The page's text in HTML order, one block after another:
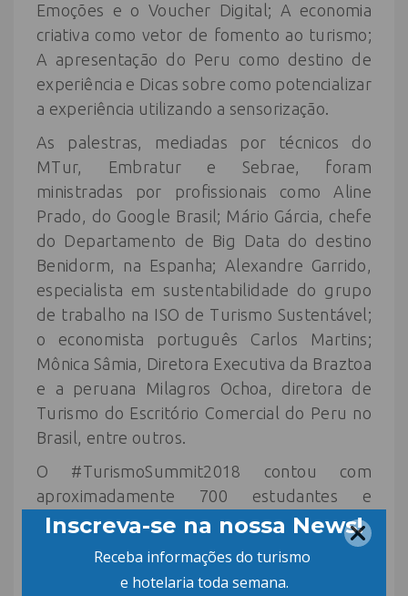
Emoções e o Voucher Digital; A economia
criativa como vetor de fomento ao turismo;
A apresentação do Peru como destino de
experiência e Dicas sobre como potencializar
a experiência utilizando a sensorização.
As palestras, mediadas por técnicos do
MTur, Embratur e Sebrae, foram
ministradas por profissionais como Aline
Prado, do Google Brasil; Mário Gárcia, chefe
do Departamento de Big Data do destino
Benidorm, na Espanha; Alexandre Garrido,
especialista em sustentabilidade do grupo
de trabalho na ISO de Turismo Sustentável;
o economista português Carlos Martins;
Mônica Sâmia, Diretora Executiva da Braztoa
e a peruana Milagros Ochoa, diretora de
Turismo do Escritório Comercial do Peru no
Brasil, entre outros.
O #TurismoSummit2018 contou com
aproximadamente 700 estudantes e
profissionais do setor de turismo inscritos e
reuniu autoridades e lideranças de
entidades representativas do turismo nos